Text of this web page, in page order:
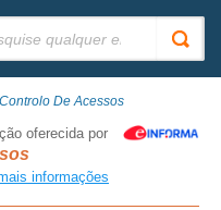
De Acessos
oferecida por
informações